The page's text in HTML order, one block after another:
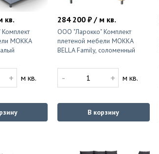
кв.
MOKKA
+ м кв.
284 200 ₽ / м кв.
ООО "Ларокко" Комплект
плетеной мебели MOKKA
BELLA Family, соломенный
- + м кв.
В корзину